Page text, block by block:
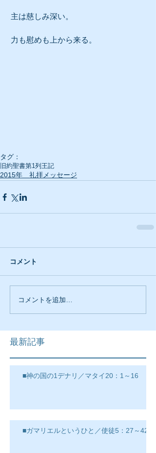
主は慈しみ深い。
力も慰めも上から来る。
タグ：
旧約聖書第1列王記
2015年 礼拝メッセージ
コメント
コメントを追加…
最新記事
■神の国の1デナリ／マタイ20：1～16
■ガマリエルというひと／使徒5：27～42